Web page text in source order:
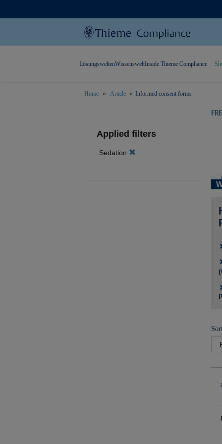
LösungsweltenWissensweltInside Thieme Compliance
Home Article Informed consent forms
Applied filters
Sedation